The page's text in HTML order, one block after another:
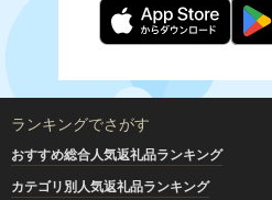
ランキングでさがす
おすすめ総合人気返礼品ランキング
カテゴリ別人気返礼品ランキング